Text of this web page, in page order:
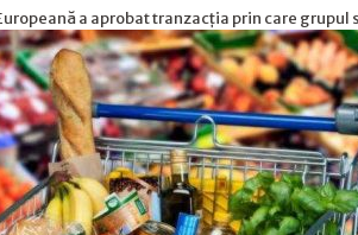
a aprobat tranzacția prin care